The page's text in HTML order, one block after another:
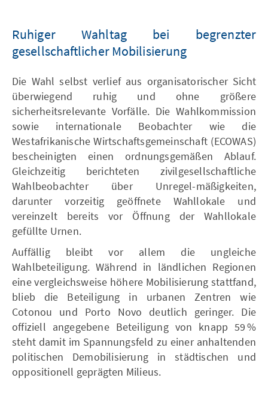
Ruhiger Wahltag bei begrenzter
gesellschaftlicher Mobilisierung
Die Wahl selbst verlief aus organisatorischer Sicht
überwiegend ruhig und ohne größere
sicherheitsrelevante Vorfälle. Die Wahlkommission
sowie internationale Beobachter wie die
Westafrikanische Wirtschaftsgemeinschaft (ECOWAS)
bescheinigten einen ordnungsgemäßen Ablauf.
Gleichzeitig berichteten zivilgesellschaftliche
Wahlbeobachter über Unregel-mäßigkeiten,
darunter vorzeitig geöffnete Wahllokale und
vereinzelt bereits vor Öffnung der Wahllokale
gefüllte Urnen.
Auffällig bleibt vor allem die ungleiche
Wahlbeteiligung. Während in ländlichen Regionen
eine vergleichsweise höhere Mobilisierung stattfand,
blieb die Beteiligung in urbanen Zentren wie
Cotonou und Porto Novo deutlich geringer. Die
offiziell angegebene Beteiligung von knapp 59 %
steht damit im Spannungsfeld zu einer anhaltenden
politischen Demobilisierung in städtischen und
oppositionell geprägten Milieus.